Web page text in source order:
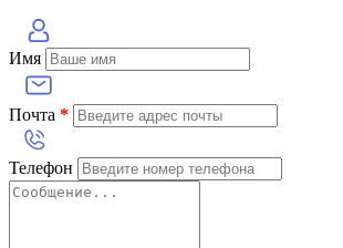
Имя
Почта *
Телефон